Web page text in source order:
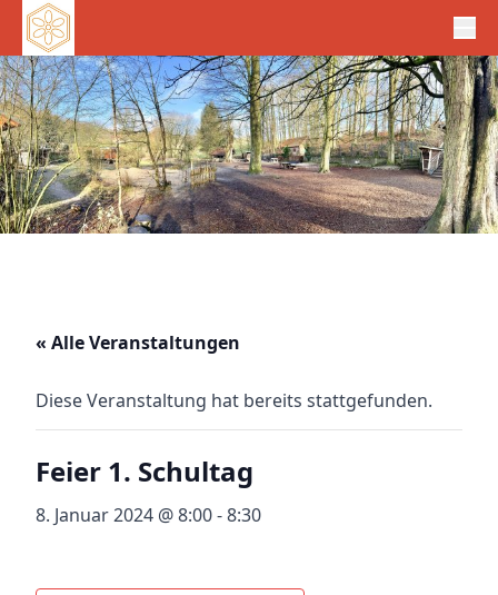
« Alle Veranstaltungen
Diese Veranstaltung hat bereits stattgefunden.
Feier 1. Schultag
8. Januar 2024 @ 8:00-8:30